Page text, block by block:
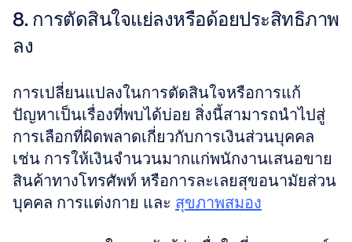
8. การตัดสินใจแย่ลงหรือด้อยประสิทธิภาพ
ลง
การเปลี่ยนแปลงในการตัดสินใจหรือการแก้
ปัญหาเป็นเรื่องที่พบได้บ่อย สิ่งนี้สามารถนำไปสู่
การเลือกที่ผิดพลาดเกี่ยวกับการเงินส่วนบุคคล
เช่น การให้เงินจำนวนมากแก่พนักงานเสนอขาย
สินค้าทางโทรศัพท์ หรือการละเลยสุขอนามัยส่วน
บุคคล การแต่งกาย และ สุขภาพสมอง